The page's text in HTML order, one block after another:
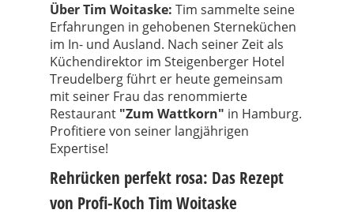
Über Tim Woitaske: Tim sammelte seine
Erfahrungen in gehobenen Sterneküchen
im In- und Ausland. Nach seiner Zeit als
Küchendirektor im Steigenberger Hotel
Treudelberg führt er heute gemeinsam
mit seiner Frau das renommierte
Restaurant "Zum Wattkorn" in Hamburg.
Profitiere von seiner langjährigen
Expertise!
Rehrücken perfekt rosa: Das Rezept
von Profi-Koch Tim Woitaske